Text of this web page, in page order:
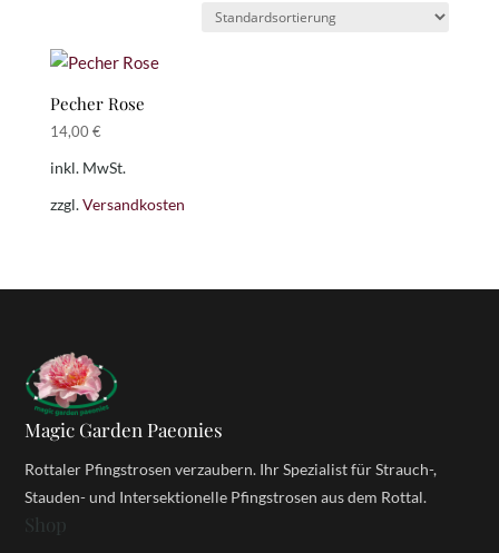
Pecher Rose
14,00 €
inkl. MwSt.
zzgl.Versandkosten
Magic Garden Paeonies
Rottaler Pfingstrosen verzaubern. Ihr Spezialist für Strauch-,
Stauden- und Intersektionelle Pfingstrosen aus dem Rottal.
Shop